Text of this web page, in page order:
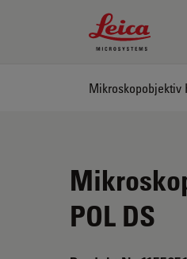
Leica
Mikroskopobjektiv
POL DS